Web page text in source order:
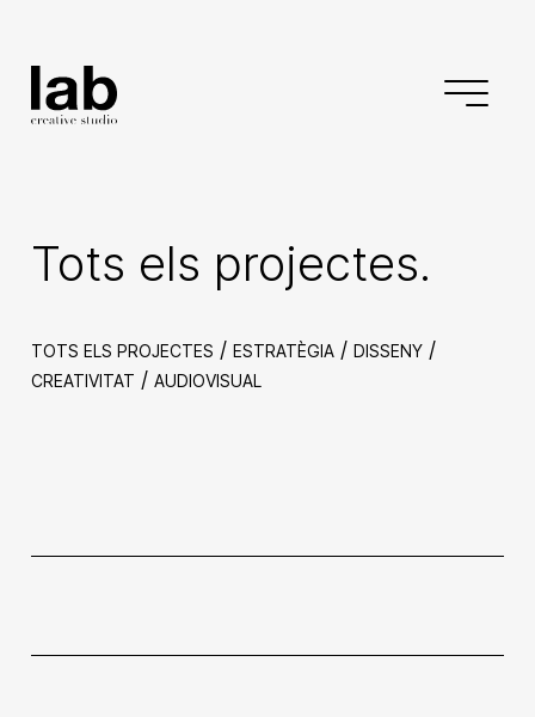
Tots els projectes.
TOTS ELS PROJECTES / ESTRATÈGIA / DISSENY /
CREATIVITAT / AUDIOVISUAL